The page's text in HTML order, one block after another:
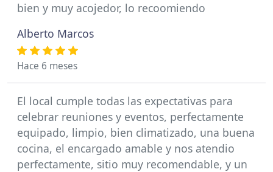
bien y muy acojedor, lo recoomiendo
Alberto Marcos
Hace 6 meses
El local cumple todas las expectativas para
celebrar reuniones y eventos, perfectamente
equipado, limpio, bien climatizado, una buena
cocina, el encargado amable y nos atendio
perfectamente, sitio muy recomendable, y un